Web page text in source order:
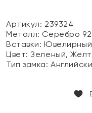
Артикул: 239324
Металл: Серебро
Вставки:
Цвет:Зеленый,
Тип замка: